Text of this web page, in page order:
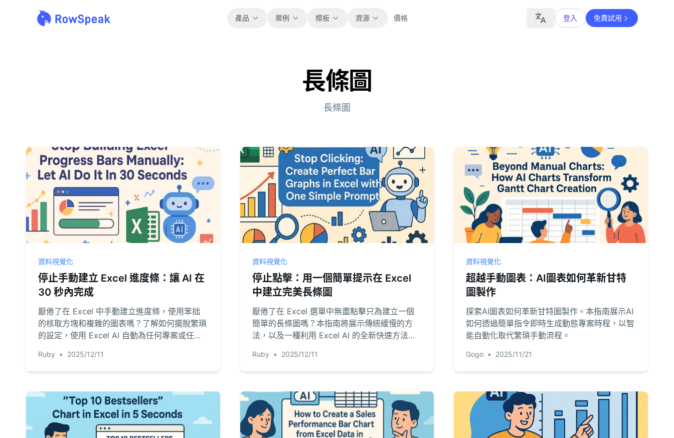
產品 案例 模板
瀏覽全部可直接使用的試算表模板。
營運
用於追蹤流程、協作、規劃與執行。
銷售
支援銷售管道、目標、預測與營收追蹤。
專案
管理里程碑、負責人、交付與進度。
分析
用於儀表板、KPI 檢視與經營分析。
資源
部落格
取得產品更新、案例與工作流程靈感。
文件
查看產品文件、設定與使用說明。
提示詞庫
用於分析、報表與清理的實用提示詞。
社群
加入討論、提問並向其他使用者學習。
快速入門
幫助新使用者與團隊快速上手。
價格 登入 免費試用
長條圖
長條圖
資料視覺化
停止手動建立 Excel 進度條：讓 AI 在
30 秒內完成
厭倦了在 Excel 中手動建立進度條，使用笨拙
的核取方塊和複雜的圖表嗎？了解如何擺脫繁瑣
的設定，使用 Excel AI 自動為任何專案或任務
更靈活。
Ruby • 2025/12/11
資料視覺化
停止點擊：用一個簡單提示在 Excel
中建立完美長條圖
厭倦了在 Excel 選單中無盡點擊只為建立一個
簡單的長條圖嗎？本指南將展示傳統緩慢的方
法，以及一種利用 Excel AI 的全新快速方法。
秒內將您的銷售數據轉化為完美的長條圖。
Ruby • 2025/12/11
資料視覺化
超越手動圖表：AI圖表如何革新甘特
圖製作
探索AI圖表如何革新甘特圖製作。本指南展示AI
如何透過簡單指令即時生成動態專案時程，以智
能自動化取代繁瑣手動流程。
Gogo • 2025/11/21